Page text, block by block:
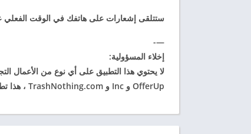
ستتلقى إشعارات على هاتفك في الوقت الفعلي
—-
إخلاء المسؤولية:
OfferUp و Inc و TrashNothing.com ، هذا تطبيق تابع لجهة خارجية.